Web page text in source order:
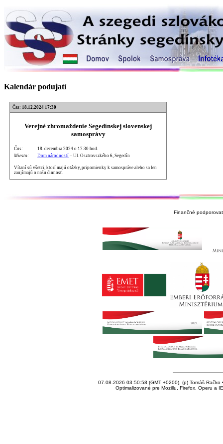
Kalendár podujatí
Čas: 18.12.2024 17:30
Verejné zhromaždenie Segedínskej slovenskej
samosprávy
Čas:
18. decembra 2024 o 17.30 hod.
Miesto:
Dom národností – Ul. Osztrovszkého 6, Segedín
Vítaní sú všetci, ktorí majú otázky, pripomienky k samospráve alebo sa len
zaujímajú o našu činnosť.
Finančné
07.08.2026 03:50:58 (GMT +0200), (p) Tomáš Račko
Optimalizované pre Mozillu, Firefox, Operu a